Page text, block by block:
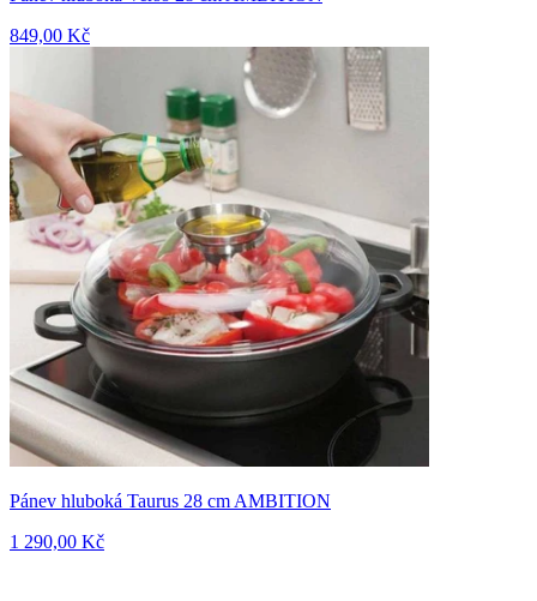
849,00 Kč
Pánev hluboká Taurus 28 cm AMBITION
1 290,00 Kč